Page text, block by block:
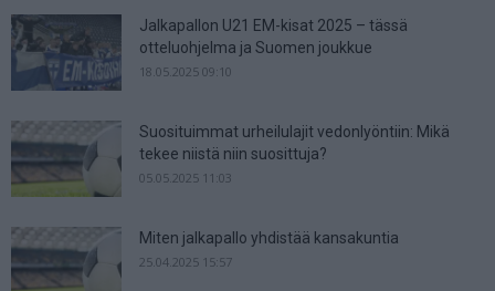
Jalkapallon U21 EM-kisat 2025 – tässä
otteluohjelma ja Suomen joukkue
18.05.2025 09:10
Suosituimmat urheilulajit vedonlyöntiin: Mikä
tekee niistä niin suosittuja?
05.05.2025 11:03
Miten jalkapallo yhdistää kansakuntia
25.04.2025 15:57